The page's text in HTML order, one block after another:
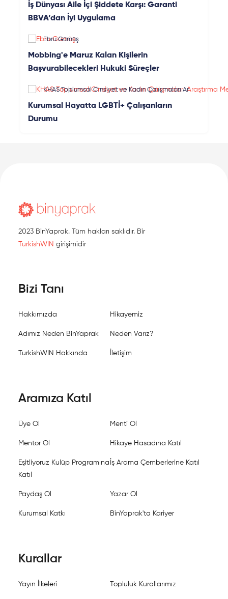
İş Dünyası Aile İçi Şiddete Karşı: Garanti
BBVA’dan İyi Uygulama
Ebru Gümüş
Mobbing'e Maruz Kalan Kişilerin
Başvurabilecekleri Hukuki Süreçler
KHAS Toplumsal Cinsiyet ve Kadın Çalışmaları Ar
Kurumsal Hayatta LGBTİ+ Çalışanların
Durumu
2023 BinYaprak. Tüm hakları saklıdır. Bir
TurkishWIN girişimidir
Bizi Tanı
Hakkımızda Hikayemiz
Adımız Neden BinYaprak Neden Varız?
TurkishWIN Hakkında İletişim
Aramıza Katıl
Üye Ol Menti Ol
Mentor Ol Hikaye Hasadına Katıl
Eşitliyoruz Kulüp Programına
Katıl
İş Arama Çemberlerine Katıl
Paydaş Ol Yazar Ol
Kurumsal Katkı BinYaprak'ta Kariyer
Kurallar
Yayın İlkeleri Topluluk Kurallarımız